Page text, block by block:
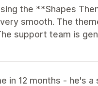
the **Shapes
smooth. The
support team is
in 12 months - he's a